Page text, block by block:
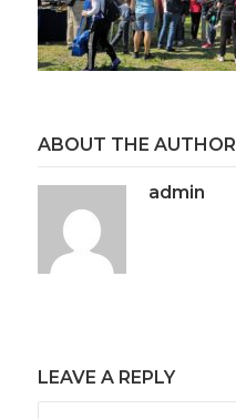
ABOUT THE AUTHOR
admin
LEAVE A REPLY